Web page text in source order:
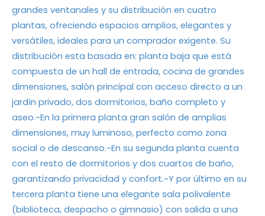
grandes ventanales y su distribución en cuatro
plantas, ofreciendo espacios amplios, elegantes y
versátiles, ideales para un comprador exigente. Su
distribución esta basada en: planta baja que está
compuesta de un hall de entrada, cocina de grandes
dimensiones, salón principal con acceso directo a un
jardín privado, dos dormitorios, baño completo y
aseo.~En la primera planta gran salón de amplias
dimensiones, muy luminoso, perfecto como zona
social o de descanso.~En su segunda planta cuenta
con el resto de dormitorios y dos cuartos de baño,
garantizando privacidad y confort.~Y por último en su
tercera planta tiene una elegante sala polivalente
(biblioteca, despacho o gimnasio) con salida a una